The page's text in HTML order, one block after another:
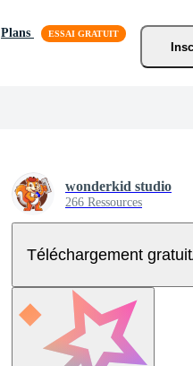
Plans
wonderkid studio
266 Ressources
Téléchargement gratuit